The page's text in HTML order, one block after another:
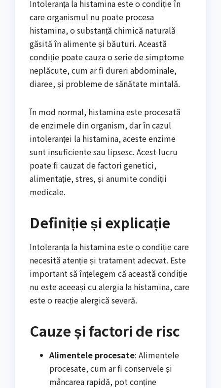
Intoleranța la histamina este o condiție în
care organismul nu poate procesa
histamina, o substanță chimică naturală
găsită în alimente și băuturi. Această
condiție poate cauza o serie de simptome
neplăcute, cum ar fi dureri abdominale,
diaree, și probleme de sănătate mintală.
În mod normal, histamina este procesată
de enzimele din organism, dar în cazul
intoleranței la histamina, aceste enzime
sunt insuficiente sau lipsesc. Acest lucru
poate fi cauzat de factori genetici,
alimentație, stres, și anumite condiții
medicale.
Definiție și explicație
Intoleranța la histamina este o condiție care
necesită atenție și tratament adecvat. Este
important să înțelegem că această condiție
nu este aceeași cu alergia la histamina, care
este o reacție alergică severă.
Cauze și factori de risc
Alimentele procesate: Alimentele
procesate, cum ar fi conservele și
mâncarea rapidă, pot conține